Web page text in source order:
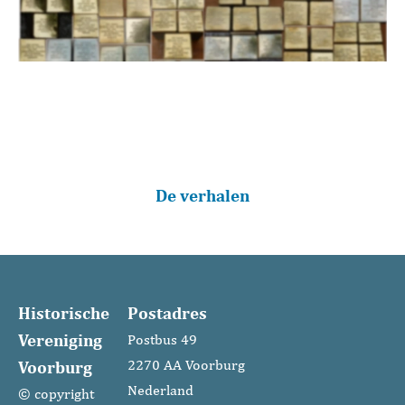
De verhalen
Historische
Vereniging
Voorburg
© copyright
Postadres
Postbus 49
2270 AA Voorburg
Nederland